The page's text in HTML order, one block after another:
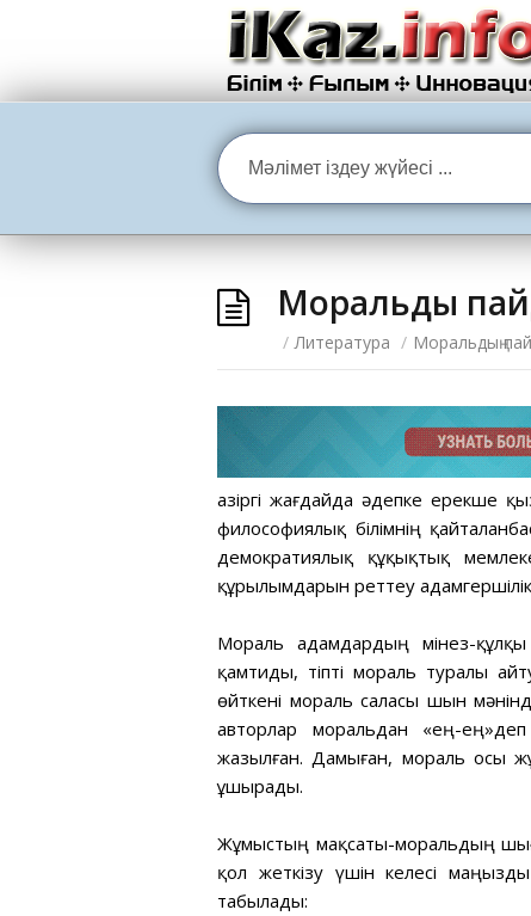
Моральдың
/ Литература / Моральдың
Қазіргі жағдайда әдепке ерекше
философиялық білімнің
демократиялық құқықтық
құрылымдарын реттеу адамгершілік
Мораль адамдардың мінез-
қамтиды, тіпті мораль туралы
өйткені мораль саласы шын
авторлар моральдан «ең-
жазылған. Дамыған, мораль осы
ұшырады.
Жұмыстың мақсаты-моральдың
қол жеткізу үшін келесі
табылады: